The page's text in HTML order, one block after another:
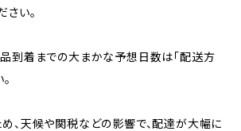
さい。
到着までの大まかな予想日数は「配送方
、天候や関税などの影響で、配達が大幅に